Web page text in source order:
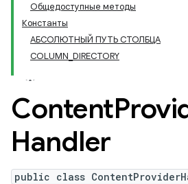
Общедоступные методы
Константы
АБСОЛЮТНЫЙ ПУТЬ СТОЛБЦА
COLUMN_DIRECTORY
Content
Handler
public class